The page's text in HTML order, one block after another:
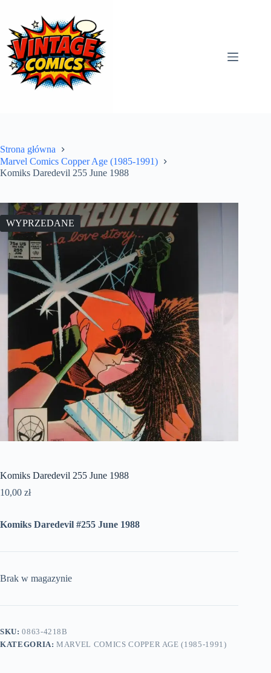
treści
Strona główna
Marvel Comics Copper Age (1985-1991)
Komiks Daredevil 255 June 1988
WYPRZEDANE
Komiks Daredevil 255 June 1988
10,00 zł
Komiks Daredevil #255 June 1988
Brak w magazynie
SKU:0863-4218B
KATEGORIA:MARVEL COMICS COPPER AGE (1985-1991)